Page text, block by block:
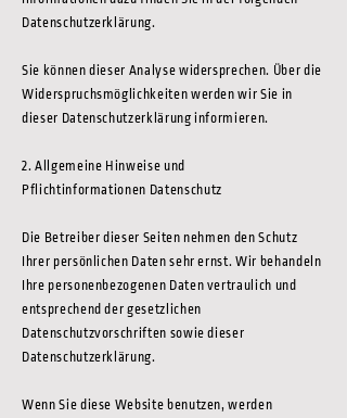
Datenschutzerklärung.
Sie können dieser Analyse widersprechen. Über die
Widerspruchsmöglichkeiten werden wir Sie in
dieser Datenschutzerklärung informieren.
2. Allgemeine Hinweise und
Pflichtinformationen Datenschutz
Die Betreiber dieser Seiten nehmen den Schutz
Ihrer persönlichen Daten sehr ernst. Wir behandeln
Ihre personenbezogenen Daten vertraulich und
entsprechend der gesetzlichen
Datenschutzvorschriften sowie dieser
Datenschutzerklärung.
Wenn Sie diese Website benutzen, werden